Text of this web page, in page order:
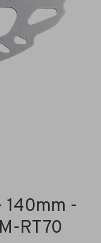
140mm -
RT70